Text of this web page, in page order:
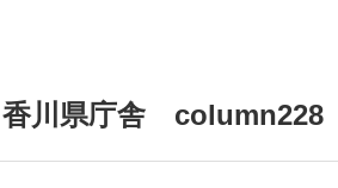
川県庁舎 column228